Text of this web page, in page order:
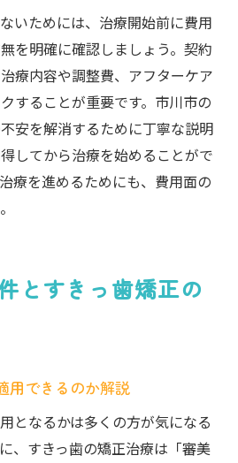
いためには、治療開始前に費用
を明確に確認しましょう。契約
療内容や調整費、アフターケア
することが重要です。市川市の
安を解消するために丁寧な説明
してから治療を始めることがで
療を進めるためにも、費用面の
とすきっ歯矯正の
用できるのか解説
となるかは多くの方が気になる
、すきっ歯の矯正治療は「審美